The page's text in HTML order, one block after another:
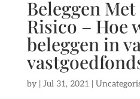
Beleggen
Risico – Hoe
beleggen in
by | Jul 31, 2021 |